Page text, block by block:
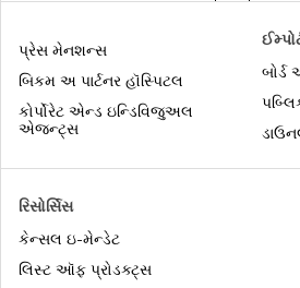
IDV કેલ્ક્યુલેટર
ઇલેક્ટ્રિક કાર ઈન્સુરન્સ
કાર ઇન્સ્યોરન્સમાં આવરી લેવામાં
વસ્તુઓ, જે તમે ક્યારેય નહિ
રિસોર્સિસ
કેન્સલ ઇ-મેન્ડેટ
લિસ્ટ ઑફ પ્રોડક્ટ્સ
પ્રેસ મેનશન્સ
બિકમ અ પાર્ટનર હૉસ્પિટલ
કોર્પોરેટ એન્ડ ઇન્ડિવિજુઅલ
એજન્ટ્સ
બોર્ડ